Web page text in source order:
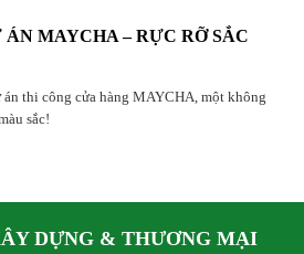
MAYCHA – RỰC RỠ SẮC
thi công cửa hàng MAYCHA, một không
sắc!
DỰNG & THƯƠNG MẠI